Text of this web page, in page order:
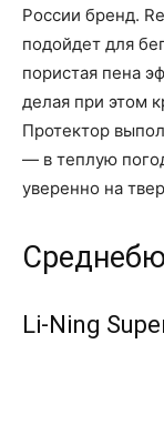
России бренд.
подойдет для
пористая пена
делая при этом
Протектор
— в теплую
уверенно на
Li-Ning